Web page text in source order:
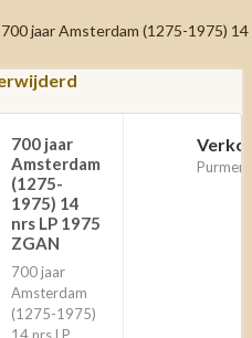
700 jaar Amsterdam (1275-1975)
700 jaar
Amsterdam
(1275-
1975) 14
nrs LP 1975
ZGAN
700 jaar
Amsterdam
(1275-1975)